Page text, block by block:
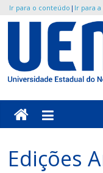
Ir para o conteúdo | Ir para a
Pular
conteúdo
UENP
/
Portal
Edições